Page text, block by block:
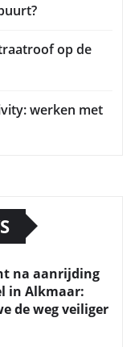
op de
werken met
na aanrijding
in Alkmaar:
de weg veiliger